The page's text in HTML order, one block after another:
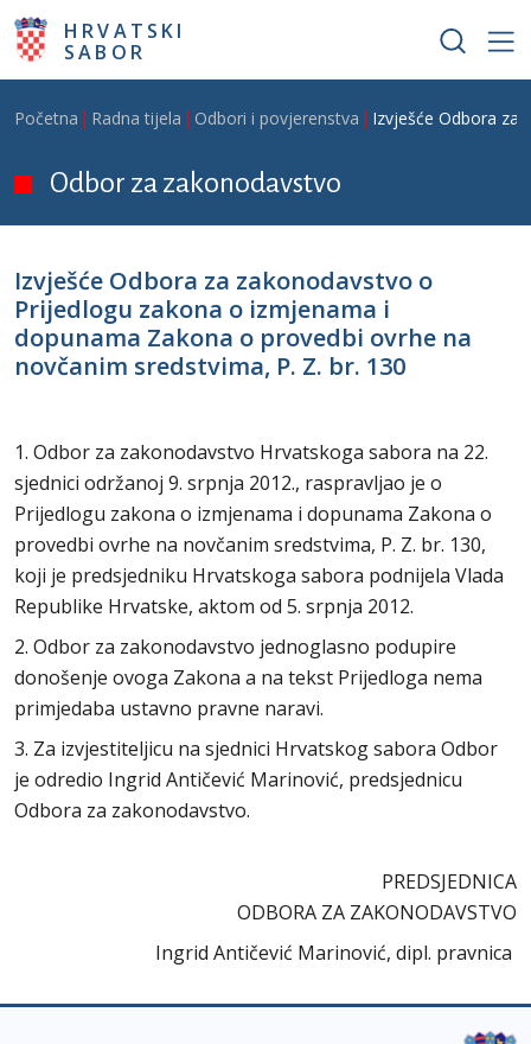
Skoči na glavni sadržaj
HRVATSKI
SABOR
Breadcrumb
Početna Radna tijela Odbori i povjerenstva Izvješće Odbora za
Odbor za zakonodavstvo
Izvješće Odbora za zakonodavstvo o
Prijedlogu zakona o izmjenama i
dopunama Zakona o provedbi ovrhe na
novčanim sredstvima, P. Z. br. 130
1. Odbor za zakonodavstvo Hrvatskoga sabora na 22.
sjednici održanoj 9. srpnja 2012., raspravljao je o
Prijedlogu zakona o izmjenama i dopunama Zakona o
provedbi ovrhe na novčanim sredstvima, P. Z. br. 130,
koji je predsjedniku Hrvatskoga sabora podnijela Vlada
Republike Hrvatske, aktom od 5. srpnja 2012.
2. Odbor za zakonodavstvo jednoglasno podupire
donošenje ovoga Zakona a na tekst Prijedloga nema
primjedaba ustavno pravne naravi.
3. Za izvjestiteljicu na sjednici Hrvatskog sabora Odbor
je odredio Ingrid Antičević Marinović, predsjednicu
Odbora za zakonodavstvo.
PREDSJEDNICA
ODBORA ZA ZAKONODAVSTVO
Ingrid Antičević Marinović, dipl. pravnica